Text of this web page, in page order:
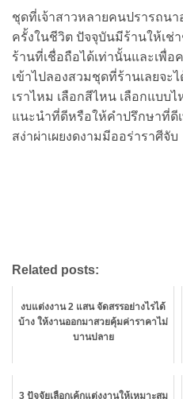
ชุดที่เจ้าสาวหลายคนปรารถน
ครั้งในชีวิต ปัจจุบันมีร้านให้เช่
ร้านที่เชื่อถือได้เท่านั้นและเพื่
เข้าไปลองสวมชุดที่ร้านเลยจะ
เราไหม เลือกสีไหน เลือกแบบ
แนะนำที่ดีหรือให้คำปรึกษาที่ดี
สง่าผ่าเผยงดงามมีออร่าราศีจับ
Related posts:
งบแต่งงาน 2 แสน จัดสรรอย่างไรได้
บ้าง ให้งานออกมาสวยคุ้มค่าราคาไม่
บานปลาย
3 ปัจจัยเลือกเค้กแต่งงานให้เหมาะสม